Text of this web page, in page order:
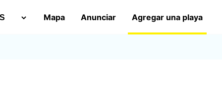
Mapa Anunciar Agregar una playa